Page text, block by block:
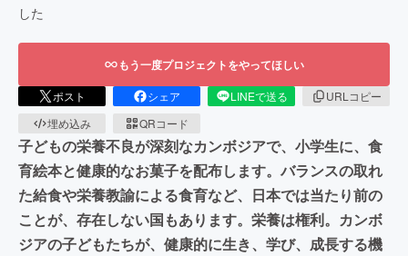
した
もう一度プロジェクトをやってほしい
ポスト シェア LINEで送る
URLコピー
埋め込み
QRコード
子どもの栄養不良が深刻なカンボジアで、小学生に、食
育絵本と健康的なお菓子を配布します。バランスの取れ
た給食や栄養教諭による食育など、日本では当たり前の
ことが、存在しない国もあります。栄養は権利。カンボ
ジアの子どもたちが、健康的に生き、学び、成長する機